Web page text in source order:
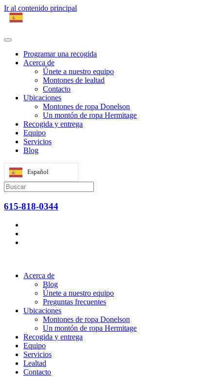
Ir al contenido principal
Programar una recogida
Acerca de
Únete a nuestro equipo
Montones de lealtad
Contacto
Ubicaciones
Montones de ropa Donelson
Un montón de ropa Hermitage
Recogida y entrega
Equipo
Servicios
Blog
Español
615-818-0344
Acerca de
Blog
Únete a nuestro equipo
Preguntas frecuentes
Ubicaciones
Montones de ropa Donelson
Un montón de ropa Hermitage
Recogida y entrega
Equipo
Servicios
Lealtad
Contacto